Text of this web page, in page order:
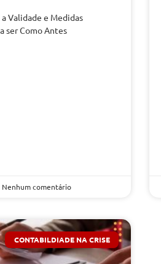
Validade e Medidas
ser Como Antes
Nenhum comentário
CONTABILDIADE NA CRISE